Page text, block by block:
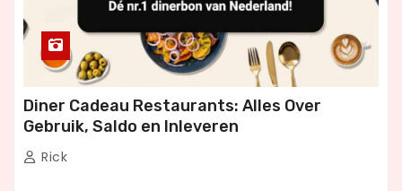
Diner Cadeau Restaurants: Alles Over
Gebruik, Saldo en Inleveren
Rick